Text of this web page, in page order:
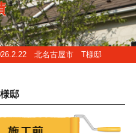
北名古屋市 T様邸
邸